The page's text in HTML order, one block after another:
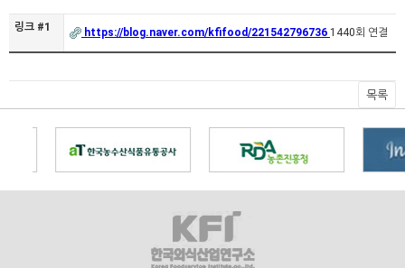
링크 #1 https://blog.naver.com/kfifood/221542796736 1440회 연결
목록